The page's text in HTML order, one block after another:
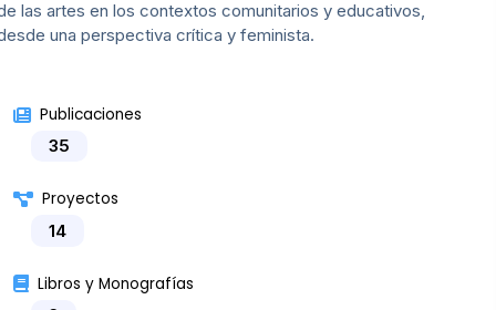
las artes en los contextos comunitarios y educativos,
una perspectiva crítica y feminista.
Publicaciones
35
Proyectos
14
Libros y Monografías